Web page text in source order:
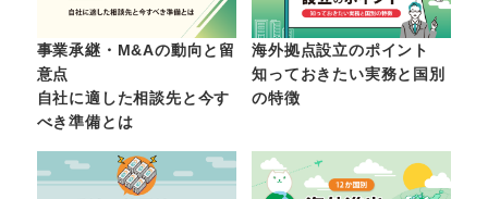
事業承継・M&Aの動向と留
意点
自社に適した相談先と今す
べき準備とは
海外拠点設立のポイント
知っておきたい実務と国別
の特徴